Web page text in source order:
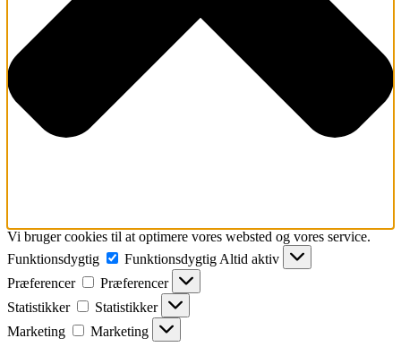
Vi bruger cookies til at optimere vores websted og vores service.
Funktionsdygtig
Funktionsdygtig Altid aktiv
Præferencer
Præferencer
Statistikker
Statistikker
Marketing
Marketing